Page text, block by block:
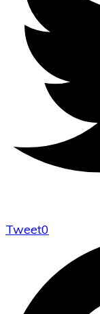
Tweet0